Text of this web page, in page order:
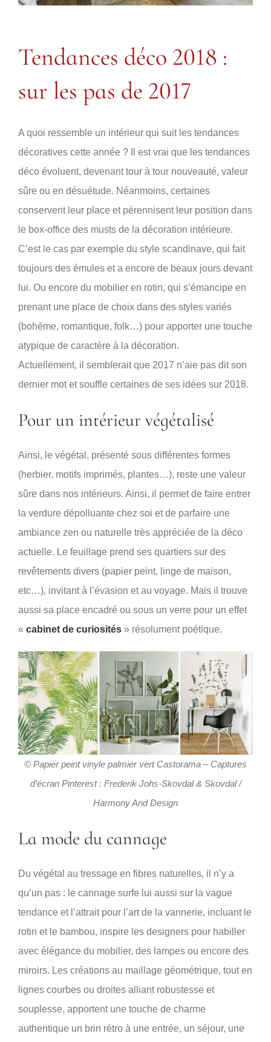
Tendances déco 2018 :
sur les pas de 2017
A quoi ressemble un intérieur qui suit les tendances
décoratives cette année ? Il est vrai que les tendances
déco évoluent, devenant tour à tour nouveauté, valeur
sûre ou en désuétude. Néanmoins, certaines
conservent leur place et pérennisent leur position dans
le box-office des musts de la décoration intérieure.
C’est le cas par exemple du style scandinave, qui fait
toujours des émules et a encore de beaux jours devant
lui. Ou encore du mobilier en rotin, qui s’émancipe en
prenant une place de choix dans des styles variés
(bohème, romantique, folk…) pour apporter une touche
atypique de caractère à la décoration.
Actuellement, il semblerait que 2017 n’aie pas dit son
dernier mot et souffle certaines de ses idées sur 2018.
Pour un intérieur végétalisé
Ainsi, le végétal, présenté sous différentes formes
(herbier, motifs imprimés, plantes…), reste une valeur
sûre dans nos intérieurs. Ainsi, il permet de faire entrer
la verdure dépolluante chez soi et de parfaire une
ambiance zen ou naturelle très appréciée de la déco
actuelle. Le feuillage prend ses quartiers sur des
revêtements divers (papier peint, linge de maison,
etc…), invitant à l’évasion et au voyage. Mais il trouve
aussi sa place encadré ou sous un verre pour un effet
« cabinet de curiosités » résolument poétique.
© Papier peint vinyle palmier vert Castorama – Captures
d’écran Pinterest : Frederik Johs-Skovdal & Skovdal /
Harmony And Design
La mode du cannage
Du végétal au tressage en fibres naturelles, il n’y a
qu’un pas : le cannage surfe lui aussi sur la vague
tendance et l’attrait pour l’art de la vannerie, incluant le
rotin et le bambou, inspire les designers pour habiller
avec élégance du mobilier, des lampes ou encore des
miroirs. Les créations au maillage géométrique, tout en
lignes courbes ou droites alliant robustesse et
souplesse, apportent une touche de charme
authentique un brin rétro à une entrée, un séjour, une